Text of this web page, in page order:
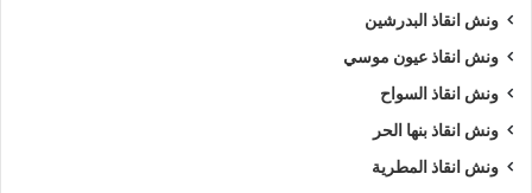
ونش انقاذ البدرشين
ونش انقاذ عيون موسي
ونش انقاذ السواح
ونش انقاذ بنها الحر
ونش انقاذ المطرية